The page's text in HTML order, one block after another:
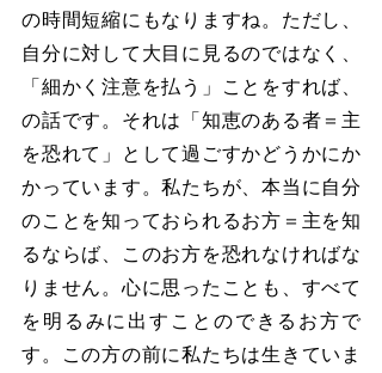
の時間短縮にもなりますね。ただし、
自分に対して大目に見るのではなく、
「細かく注意を払う」ことをすれば、
の話です。それは「知恵のある者＝主
を恐れて」として過ごすかどうかにか
かっています。私たちが、本当に自分
のことを知っておられるお方＝主を知
るならば、このお方を恐れなければな
りません。心に思ったことも、すべて
を明るみに出すことのできるお方で
す。この方の前に私たちは生きていま